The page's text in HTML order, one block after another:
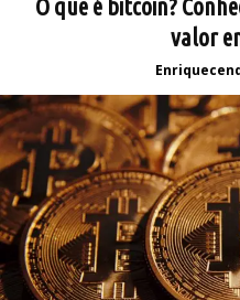
O que é bitcoin?
valor